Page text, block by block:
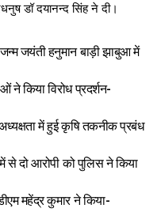
डॉ दयानन्द सिंह ने दी।
जन्म जयंती हनुमान बाड़ी झाबुआ में
किया विरोध प्रदर्शन-
में हुई कृषि तकनीक प्रबंध
दो आरोपी को पुलिस ने किया
महेंद्र कुमार ने किया-